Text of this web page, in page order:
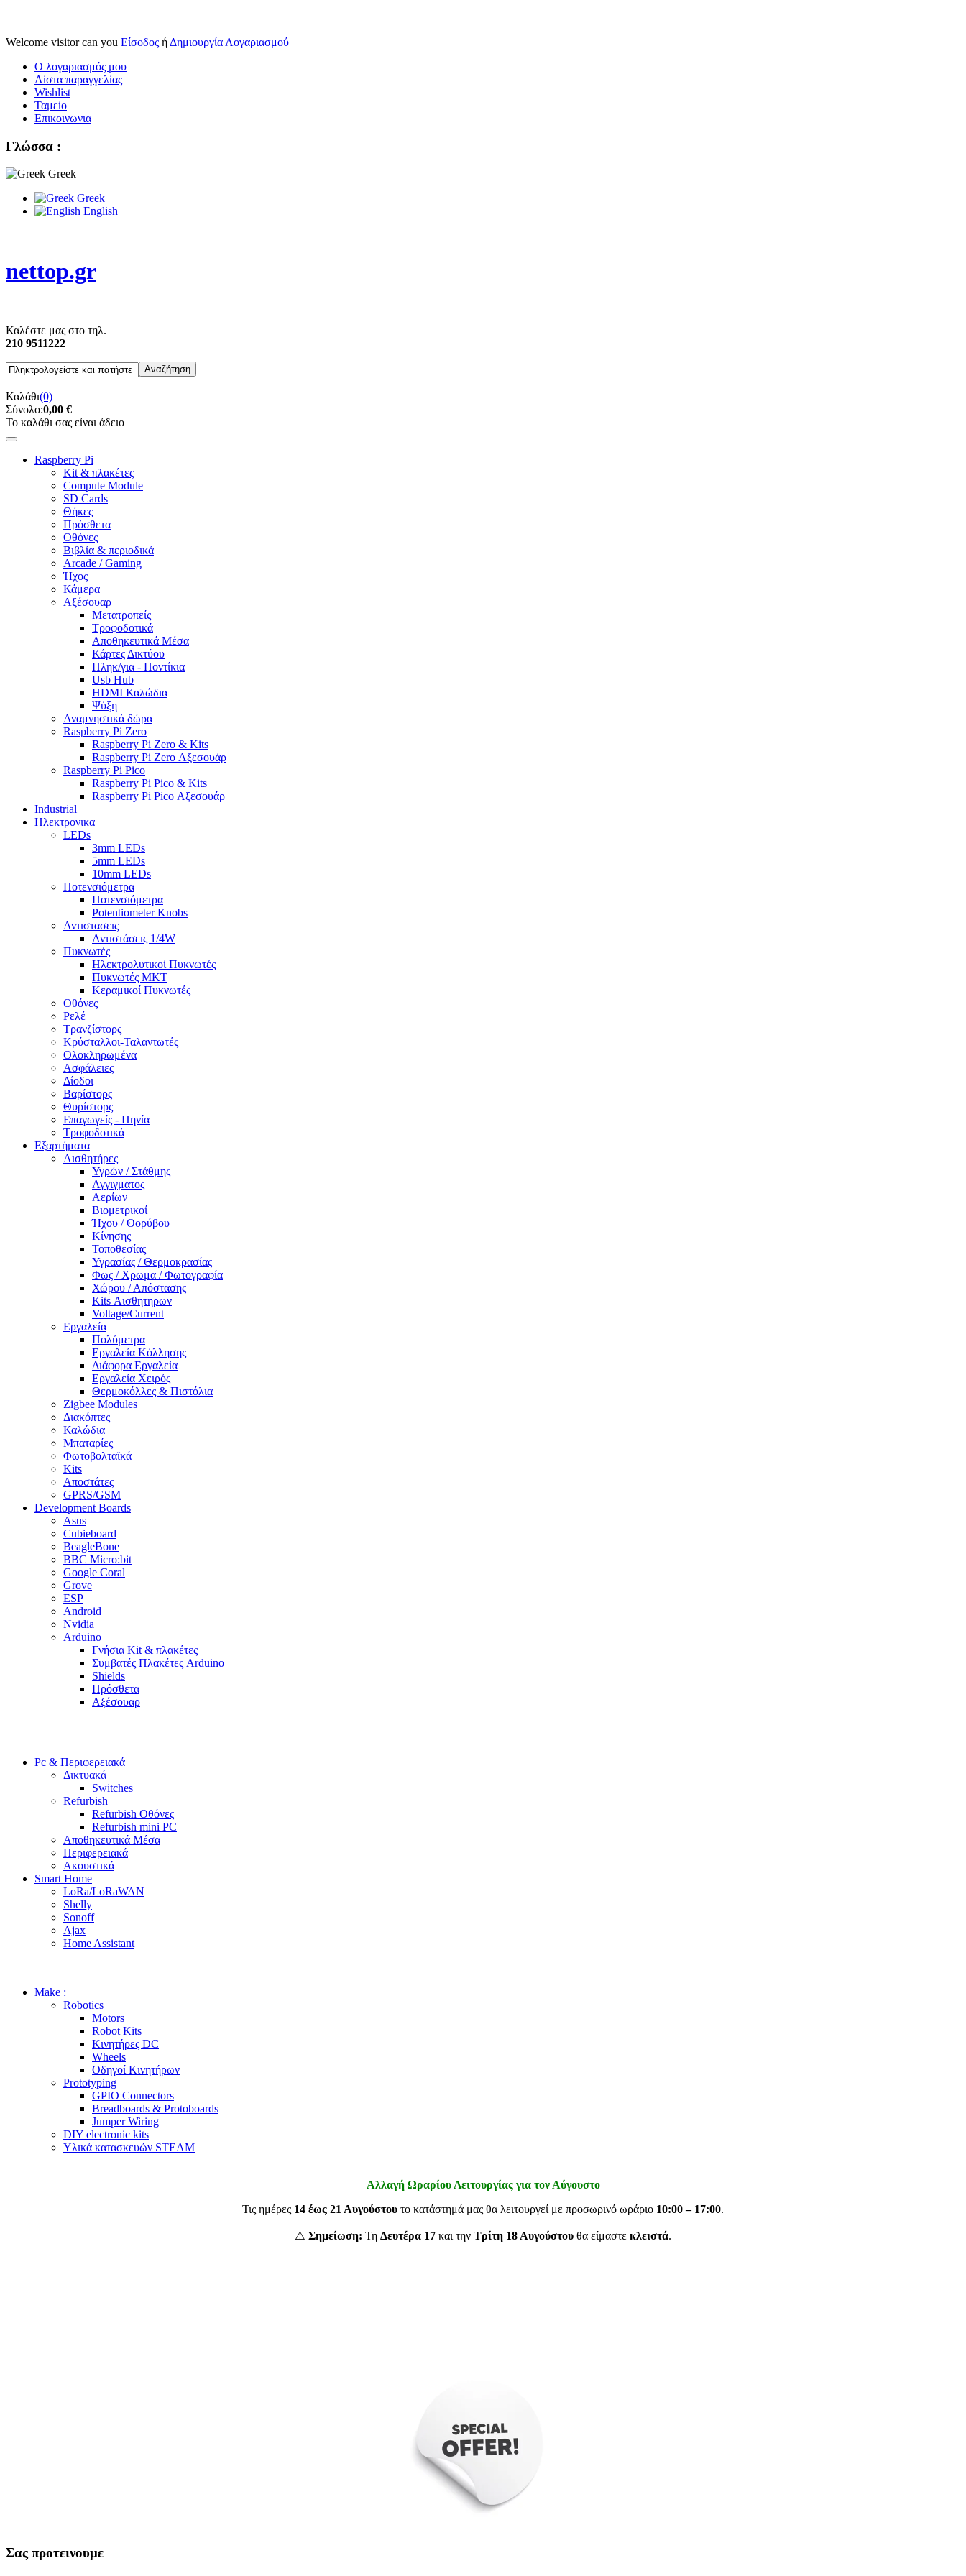
Welcome visitor can you Είσοδος ή Δημιουργία Λογαριασμού
Ο λογαριασμός μου
Λίστα παραγγελίας
Wishlist
Ταμείο
Επικοινωνια
Γλώσσα :
Greek
Greek
English
nettop.gr
Καλέστε μας στο τηλ.
210 9511222
Καλάθι(0)
Σύνολο:0,00 €
Το καλάθι σας είναι άδειο
Raspberry Pi
Kit & πλακέτες
Compute Module
SD Cards
Θήκες
Πρόσθετα
Οθόνες
Βιβλία & περιοδικά
Arcade / Gaming
Ήχος
Κάμερα
Αξέσουαρ
Μετατροπείς
Τροφοδοτικά
Αποθηκευτικά Μέσα
Κάρτες Δικτύου
Πληκ/για - Ποντίκια
Usb Hub
HDMI Καλώδια
Ψύξη
Αναμνηστικά δώρα
Raspberry Pi Zero
Raspberry Pi Zero & Kits
Raspberry Pi Zero Αξεσουάρ
Raspberry Pi Pico
Raspberry Pi Pico & Kits
Raspberry Pi Pico Αξεσουάρ
Industrial
Ηλεκτρονικα
LEDs
3mm LEDs
5mm LEDs
10mm LEDs
Ποτενσιόμετρα
Ποτενσιόμετρα
Potentiometer Knobs
Αντιστασεις
Αντιστάσεις 1/4W
Πυκνωτές
Ηλεκτρολυτικοί Πυκνωτές
Πυκνωτές MKT
Κεραμικοί Πυκνωτές
Οθόνες
Ρελέ
Τρανζίστορς
Κρύσταλλοι-Ταλαντωτές
Ολοκληρωμένα
Ασφάλειες
Δίοδοι
Βαρίστορς
Θυρίστορς
Επαγωγείς - Πηνία
Τροφοδοτικά
Εξαρτήματα
Αισθητήρες
Υγρών / Στάθμης
Αγγιγματος
Αερίων
Βιομετρικοί
Ήχου / Θορύβου
Κίνησης
Τοποθεσίας
Υγρασίας / Θερμοκρασίας
Φως / Χρωμα / Φωτογραφία
Χώρου / Απόστασης
Kits Αισθητηρων
Voltage/Current
Εργαλεία
Πολύμετρα
Εργαλεία Κόλλησης
Διάφορα Εργαλεία
Εργαλεία Χειρός
Θερμοκόλλες & Πιστόλια
Zigbee Modules
Διακόπτες
Καλώδια
Μπαταρίες
Φωτοβολταϊκά
Kits
Αποστάτες
GPRS/GSM
Development Boards
Asus
Cubieboard
BeagleBone
BBC Micro:bit
Google Coral
Grove
ESP
Android
Nvidia
Arduino
Γνήσια Kit & πλακέτες
Συμβατές Πλακέτες Arduino
Shields
Πρόσθετα
Αξέσουαρ
Pc & Περιφερειακά
Δικτυακά
Switches
Refurbish
Refurbish Οθόνες
Refurbish mini PC
Αποθηκευτικά Μέσα
Περιφερειακά
Ακουστικά
Smart Home
LoRa/LoRaWAN
Shelly
Sonoff
Ajax
Home Assistant
Make :
Robotics
Motors
Robot Kits
Κινητήρες DC
Wheels
Οδηγοί Κινητήρων
Prototyping
GPIO Connectors
Breadboards & Protoboards
Jumper Wiring
DIY electronic kits
Υλικά κατασκευών STEAM
Αλλαγή Ωραρίου Λειτουργίας για τον Αύγουστο
Τις ημέρες 14 έως 21 Αυγούστου το κατάστημά μας θα λειτουργεί με προσωρινό ωράριο 10:00 – 17:00.
⚠️ Σημείωση: Τη Δευτέρα 17 και την Τρίτη 18 Αυγούστου θα είμαστε κλειστά.
Σας προτεινουμε